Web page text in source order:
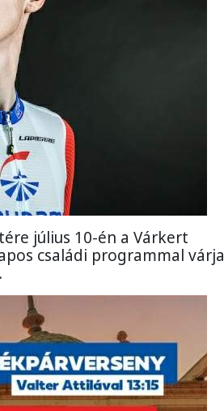
július 10-én a Várkert
családi programmal várja